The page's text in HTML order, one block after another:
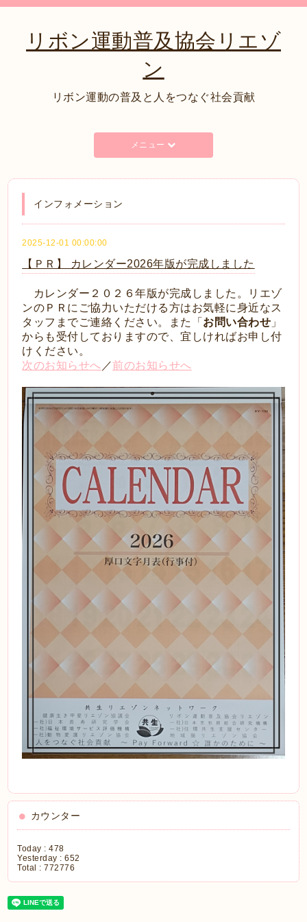
リボン運動普及協会リエゾ
ン
リボン運動の普及と人をつなぐ社会貢献
メニュー
インフォメーション
2025-12-01 00:00:00
【ＰＲ】 カレンダー2026年版が完成しました
カレンダー２０２６年版が完成しました。リエゾ
ンのＰＲにご協力いただける方はお気軽に身近なス
タッフまでご連絡ください。また「 お問い合わせ 」
からも受付しておりますので、宜しければお申し付
けください。
次のお知らせへ ／前のお知らせへ
カウンター
Today :478
Yesterday :652
Total :772776